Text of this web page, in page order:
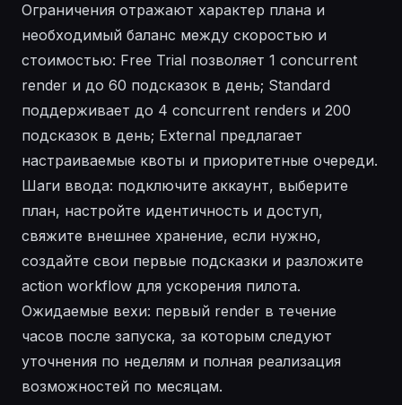
Ограничения отражают характер плана и
необходимый баланс между скоростью и
стоимостью: Free Trial позволяет 1 concurrent
render и до 60 подсказок в день; Standard
поддерживает до 4 concurrent renders и 200
подсказок в день; External предлагает
настраиваемые квоты и приоритетные очереди.
Шаги ввода: подключите аккаунт, выберите
план, настройте идентичность и доступ,
свяжите внешнее хранение, если нужно,
создайте свои первые подсказки и разложите
action workflow для ускорения пилота.
Ожидаемые вехи: первый render в течение
часов после запуска, за которым следуют
уточнения по неделям и полная реализация
возможностей по месяцам.